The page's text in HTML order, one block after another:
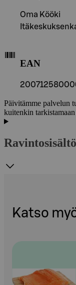
Oma Kööki
EAN
Päivitämme palvelun
kuitenkin
Ravintosisältö
Katso